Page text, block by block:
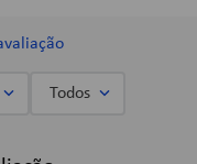
Todos